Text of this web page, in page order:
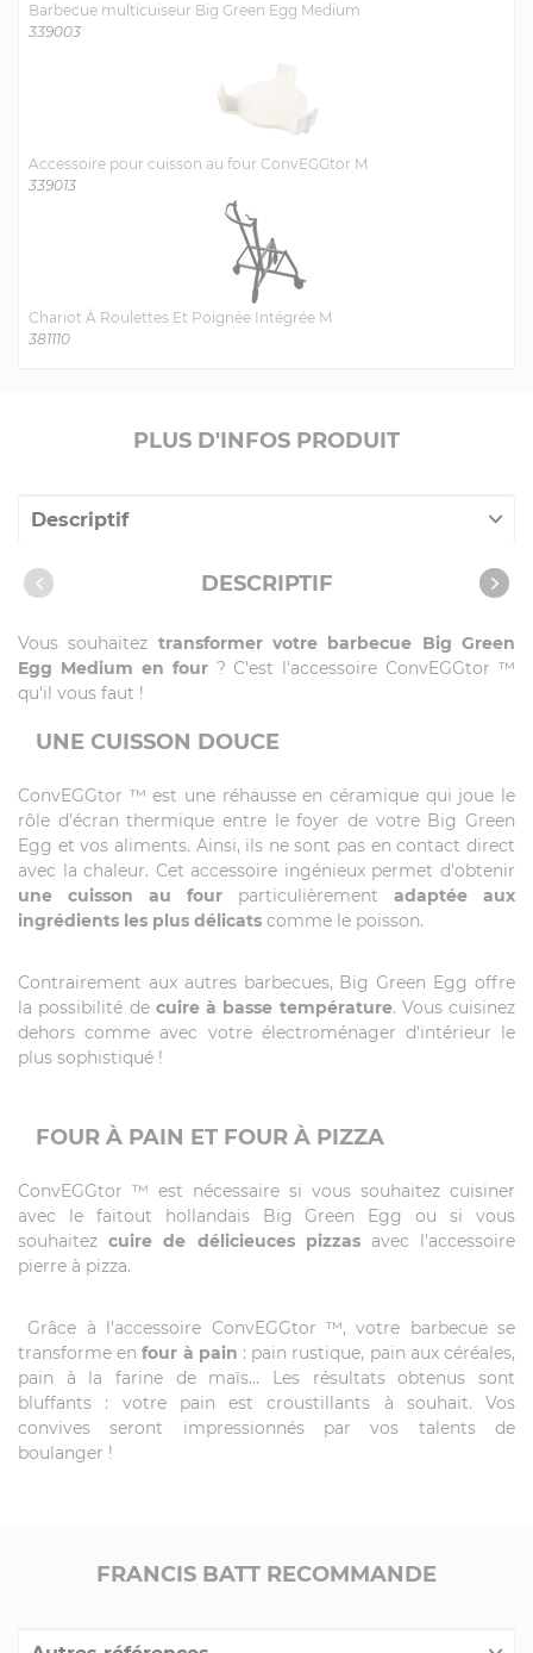
Barbecue multicuiseur Big Green Egg Medium
339003
Accessoire pour cuisson au four ConvEGGtor M
339013
Chariot À Roulettes Et Poignée Intégrée M
381110
PLUS D'INFOS PRODUIT
Descriptif
Caractéristiques
Produits compatibles
Recettes avec cet article
DESCRIPTIF
Vous souhaitez transformer votre barbecue Big Green
Egg Medium en four? C'est l'accessoire ConvEGGtor ™
qu'il vous faut !
UNE CUISSON DOUCE
ConvEGGtor ™ est une réhausse en céramique qui joue le
rôle d'écran thermique entre le foyer de votre Big Green
Egg et vos aliments. Ainsi, ils ne sont pas en contact direct
avec la chaleur. Cet accessoire ingénieux permet d'obtenir
une cuisson au four particulièrement adaptée aux
ingrédients les plus délicats comme le poisson.
Contrairement aux autres barbecues, Big Green Egg offre
la possibilité de cuire à basse température. Vous cuisinez
dehors comme avec votre électroménager d'intérieur le
plus sophistiqué !
FOUR À PAIN ET FOUR À PIZZA
ConvEGGtor ™ est nécessaire si vous souhaitez cuisiner
avec le faitout hollandais Big Green Egg ou si vous
souhaitezcuire de délicieuces pizzasavec l'accessoire
pierre à pizza.
Grâce à l'accessoire ConvEGGtor ™, votre barbecue se
transforme enfour à pain : pain rustique, pain aux céréales,
pain à la farine de maïs... Les résultats obtenus sont
bluffants : votre pain est croustillants à souhait. Vos
convives seront impressionnés par vos talents de
boulanger !
FRANCIS BATT RECOMMANDE